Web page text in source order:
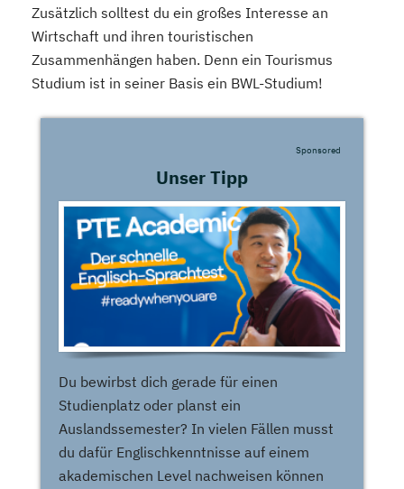
Zusätzlich solltest du ein großes Interesse an
Wirtschaft und ihren touristischen
Zusammenhängen haben. Denn ein Tourismus
Studium ist in seiner Basis ein BWL-Studium!
Unser Tipp
Sponsored
Du bewirbst dich gerade für einen
Studienplatz oder planst ein
Auslandssemester? In vielen Fällen musst
du dafür Englischkenntnisse auf einem
akademischen Level nachweisen können